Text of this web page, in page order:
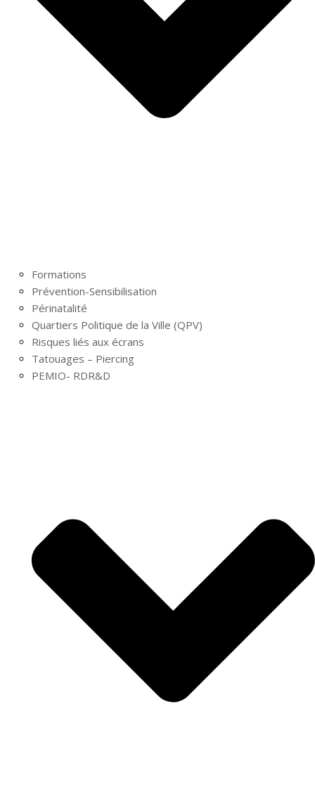
Formations
Prévention-Sensibilisation
Périnatalité
Quartiers Politique de la Ville (QPV)
Risques liés aux écrans
Tatouages – Piercing
PEMIO- RDR&D